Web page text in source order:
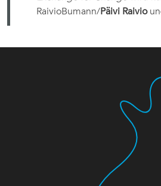
RaivioBumann/Päivi Raivio